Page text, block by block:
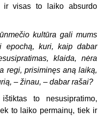
ir visas to laiko absurdo
kultūra gali mums
epochą, kuri, kaip dabar
klaida, nėra
regi, prisiminęs aną laiką,
– žinau, – dabar rašai?
to nesusipratimo,
to laiko permainų, tiek ir